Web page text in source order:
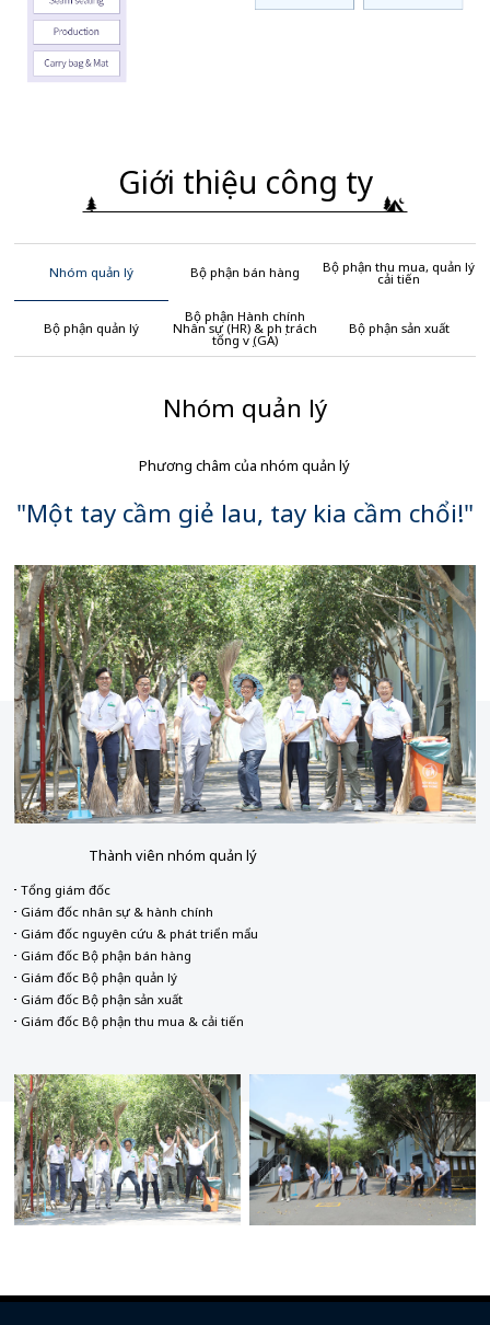
Giới thiệu công ty
Nhóm quản lý Bộ phận bán hàng Bộ phận thu mua, quản lý
cải tiến
Bộ phận quản lý
Bộ phận Hành chính
Nhân sự (HR) & phụ trách
tổng vụ (GA)
Bộ phận sản xuất
Nhóm quản lý
Phương châm của nhóm quản lý
"Một tay cầm giẻ lau, tay kia cầm chổi!"
Thành viên nhóm quản lý
Tổng giám đốc
Giám đốc nhân sự & hành chính
Giám đốc nguyên cứu & phát triển mẩu
Giám đốc Bộ phận bán hàng
Giám đốc Bộ phận quản lý
Giám đốc Bộ phận sản xuất
Giám đốc Bộ phận thu mua & cải tiến